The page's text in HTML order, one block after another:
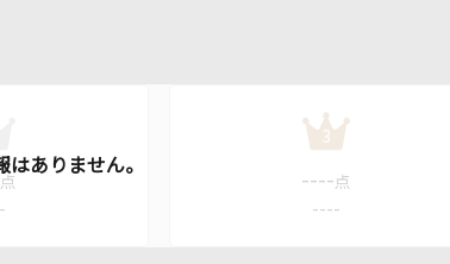
点
3
---- 点
----